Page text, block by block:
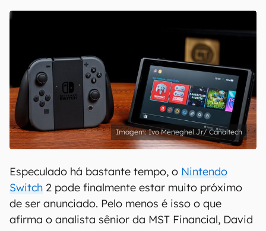
Ivo Meneghel Jr/ Canaltech
Especulado há bastante tempo, o Nintendo
Switch 2 pode finalmente estar muito próximo
de ser anunciado. Pelo menos é isso o que
afirma o analista sênior da MST Financial, David